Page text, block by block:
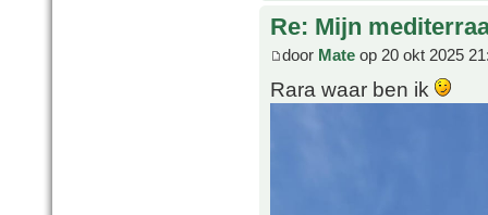
Re: Mijn
door Mate op 20 okt 2025
Rara waar ben ik